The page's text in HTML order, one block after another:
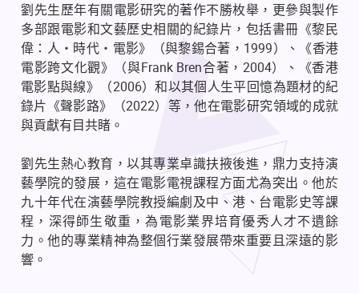
劉先生歷年有關電影研究的著作不勝枚舉，更參與製作
多部跟電影和文藝歷史相關的紀錄片，包括書冊《黎民
偉：人・時代・電影》（與黎錫合著，1999）、《香港
電影跨文化觀》（與Frank Bren合著，2004）、《香港
電影點與線》（2006）和以其個人生平回憶為題材的紀
錄片《聲影路》（2022）等，他在電影研究領域的成就
與貢獻有目共睹。
劉先生熱心教育，以其專業卓識扶掖後進，鼎力支持演
藝學院的發展，這在電影電視課程方面尤為突出。他於
九十年代在演藝學院教授編劇及中、港、台電影史等課
程，深得師生敬重，為電影業界培育優秀人才不遺餘
力。他的專業精神為整個行業發展帶來重要且深遠的影
響。